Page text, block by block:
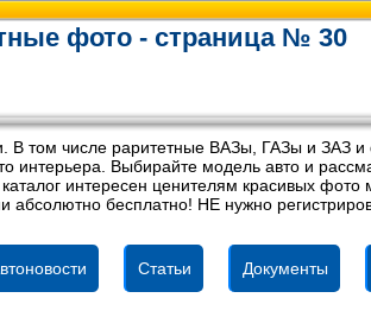
фото - страница № 30
В том числе раритетные ВАЗы, ГАЗы и ЗАЗ
интерьера. Выбирайте модель авто и
интересен ценителям красивых фото
бесплатно! НЕ нужно
Статьи Документы